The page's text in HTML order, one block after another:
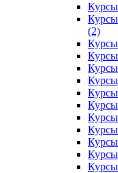
(2)
Курсы